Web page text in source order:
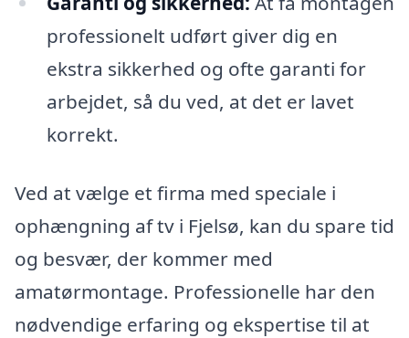
professionelt udført giver dig en
ekstra sikkerhed og ofte garanti for
arbejdet, så du ved, at det er lavet
korrekt.
Ved at vælge et firma med speciale i
ophængning af tv i Fjelsø, kan du spare tid
og besvær, der kommer med
amatørmontage. Professionelle har den
nødvendige erfaring og ekspertise til at